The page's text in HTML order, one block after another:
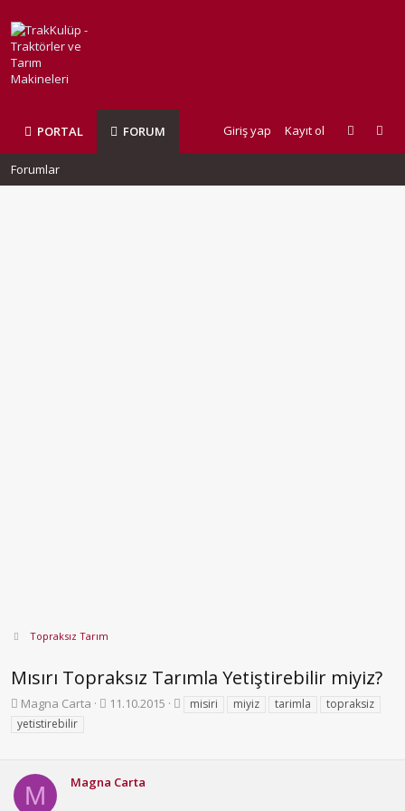
PORTAL FORUM Giriş yap Kayıt ol
Forumlar
Topraksız Tarım
Mısırı Topraksız Tarımla Yetiştirebilir miyiz?
K
o
y
Magna Carta
B
n
11.10.2015 misiri miyiz tarimla
topraksiz
yetistirebilir
M Magna Carta